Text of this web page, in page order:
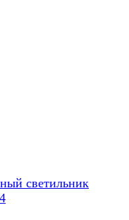
светильник